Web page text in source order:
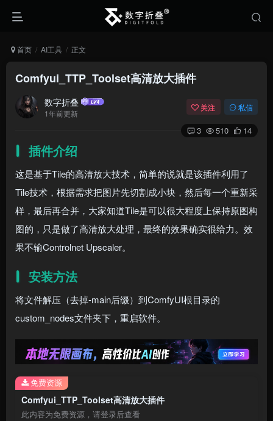
首页 AI工具 正文
Comfyui_TTP_Toolset高清放大插件
数字折叠
1年前更新
关注 私信
3 510 14
插件介绍
这是基于Tile的高清放大技术，简单的说就是该插件利用了
Tile技术，根据需求把图片先切割成小块，然后每一个重新采
样，最后再合并，大家知道Tile是可以很大程度上保持原图构
图的，只是做了高清放大处理，最终的效果确实很给力。效
果不输Controlnet Upscaler。
安装方法
将文件解压（去掉-main后缀）到ComfyUI根目录的
custom_nodes文件夹下，重启软件。
Comfyui_TTP_Toolset高清放大插件
此内容为免费资源，请登录后查看
免费资源